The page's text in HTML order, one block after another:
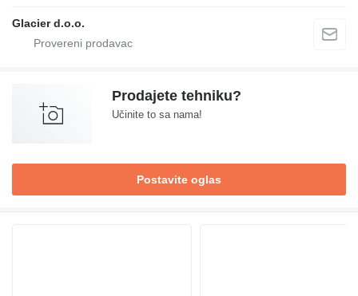
Glacier d.o.o.
Prodajete tehniku?
Učinite to sa nama!
Postavite oglas